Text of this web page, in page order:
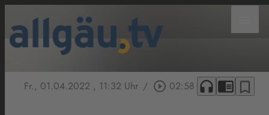
Fr., 01.04.2022 , 11:32 Uhr / play_circle_outline 02:58 headphones chrome_reader_mode bookmark_border